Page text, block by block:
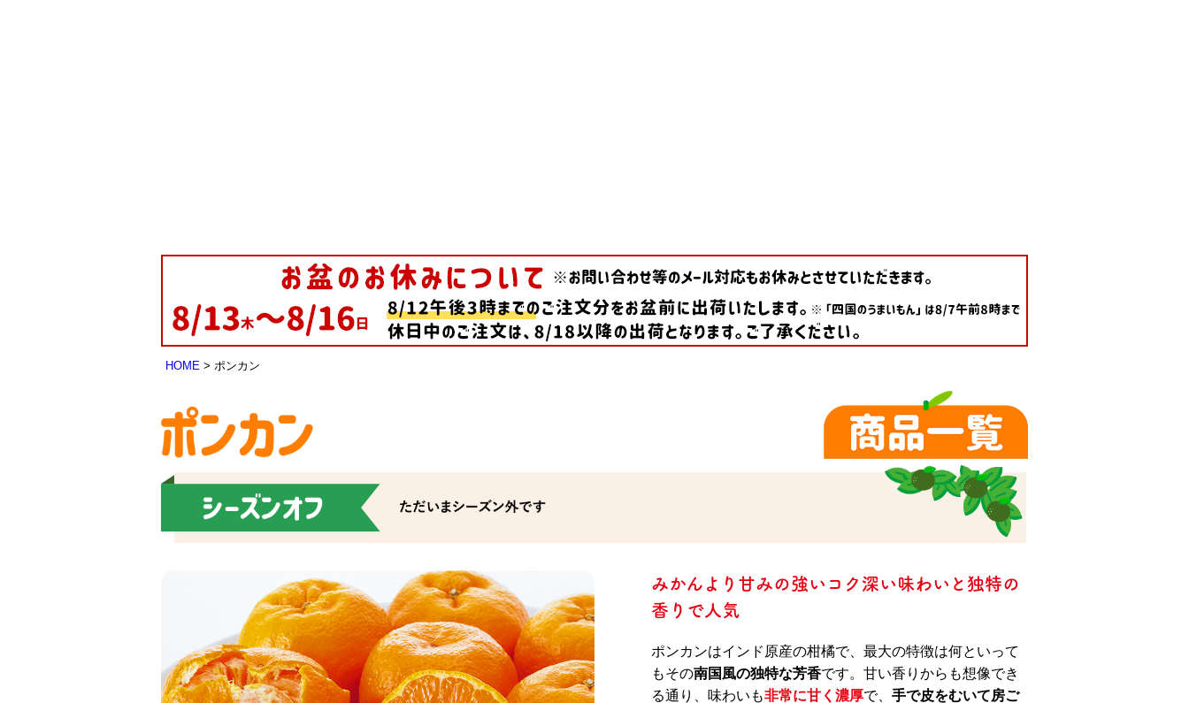
HOME ポンカン
みかんより甘みの強いコク深い味わいと独特の
香りで人気
ポンカンはインド原産の柑橘で、最大の特徴は何といって
もその南国風の独特な芳香です。甘い香りからも想像でき
る通り、味わいも非常に甘く濃厚で、 手で皮をむいて房ご